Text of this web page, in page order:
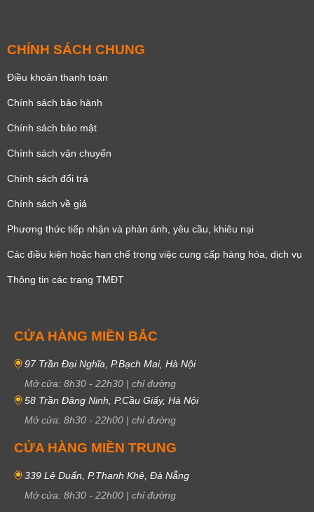
CHÍNH SÁCH CHUNG
Điều khoản thanh toán
Chính sách bảo hành
Chính sách bảo mật
Chính sách vận chuyển
Chính sách đổi trả
Chính sách về giá
Phương thức tiếp nhận và phản ánh, yêu cầu, khiêu nại
Các điều kiện hoặc hạn chế trong việc cung cấp hàng hóa, dịch vụ
Thông tin các trang TMĐT
CỬA HÀNG MIỀN BẮC
97 Trần Đại Nghĩa, P.Bạch Mai, Hà Nội
Mở cửa: 8h30 - 22h30 | chỉ đường
58 Trần Đăng Ninh, P.Cầu Giấy, Hà Nội
Mở cửa: 8h30 - 22h00 | chỉ đường
CỬA HÀNG MIỀN TRUNG
339 Lê Duẩn, P.Thanh Khê, Đà Nẵng
Mở cửa: 8h30 - 22h00 | chỉ đường